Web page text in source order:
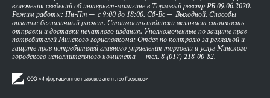
включения сведений об интернет-магазине в Торговый реестр РБ 09.06.2020.
Режим работы: Пн-Пт — с 9:00 до 18:00. Сб-Вс — Выходной. Способы
оплаты: безналичный расчет. Стоимость подписки включает стоимость
отправки и доставки печатного издания. Уполномоченные по защите прав
потребителей Минского горисполкома: Отдел по контролю за рекламой и
защите прав потребителей главного управления торговли и услуг Минского
городского исполнительного комитета — тел. 8 (017) 218-00-82.